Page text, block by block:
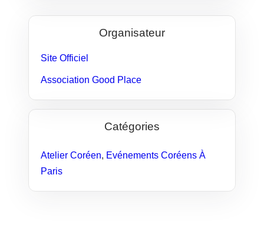
Organisateur
Site Officiel
Association Good Place
Catégories
Atelier Coréen, Evénements Coréens À
Paris